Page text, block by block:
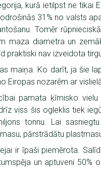
kurā ietilpst ne tikai
31% no valsts
Tomēr
maza diametra un
praktiski nav izveidota
maiņa. Ko darīt, ja šie
Eiropas nozarēm ar
pamata ķīmisko
viss šis ogleklis tiek
tonnu. Lai
pārstrādātu
ir īpaši piemērota.
un aptuveni